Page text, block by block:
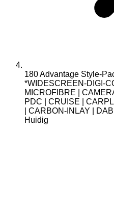
180 Advantage Style-
*WIDESCREEN-DIGI-
MICROFIBRE |
PDC | CRUISE |
| CARBON-INLAY |
Huidig